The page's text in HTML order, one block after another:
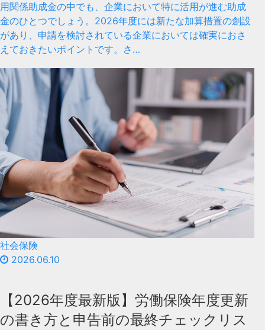
用関係助成金の中でも、企業において特に活用が進む助成
金のひとつでしょう。2026年度には新たな加算措置の創設
があり、申請を検討されている企業においては確実におさ
えておきたいポイントです。さ…
社会保険
2026.06.10
【2026年度最新版】労働保険年度更新
の書き方と申告前の最終チェックリス